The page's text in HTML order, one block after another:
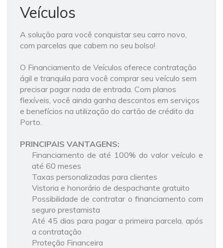
Veículos
A solução para você conquistar seu carro novo,
com parcelas que cabem no seu bolso!
O Financiamento de Veículos oferece contratação
ágil e tranquila para você comprar seu veículo sem
precisar pagar nada de entrada. Com planos
flexíveis, você ainda ganha descontos em serviços
e benefícios na utilização do cartão de crédito da
Porto.
PRINCIPAIS VANTAGENS:
Financiamento de até 100% do valor veículo e
até 60 meses
Taxas personalizadas para clientes
Vistoria e honorário de despachante gratuito
Possibilidade de contratar o financiamento com
seguro prestamista
Até 45 dias para pagar a primeira parcela, após
a contratação
Proteção Financeira